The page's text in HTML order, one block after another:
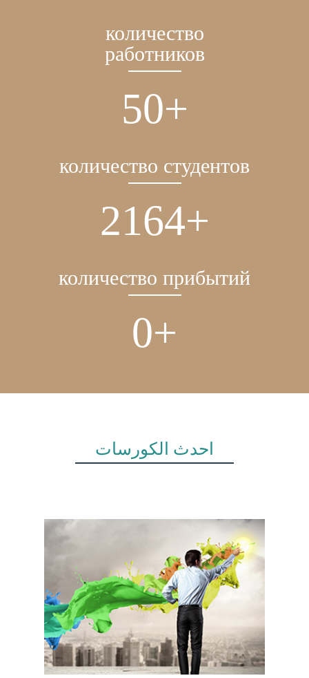
количество
работников
59+
количество студентов
2561+
количество прибытий
0+
أحدث الكورسات